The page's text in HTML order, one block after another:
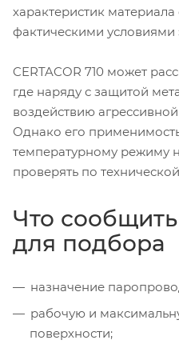
характеристик
фактическими условиями
CERTACOR 710 может
где наряду с защитой
воздействию
Однако его
температурному режиму
проверять по
Что
для подбора
назначение
рабочую и
поверхности;